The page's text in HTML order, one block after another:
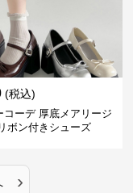
(税込)
コーデ 厚底メアリージ
ボン付きシューズ
›